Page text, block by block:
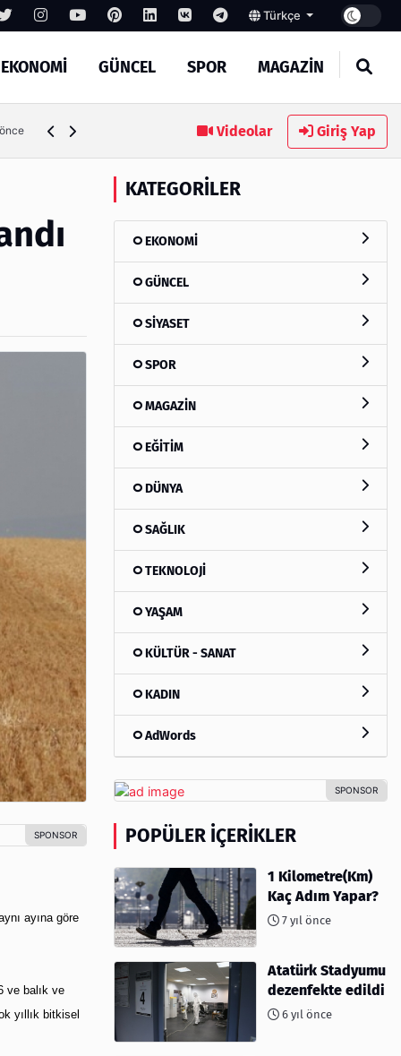
Türkçe
EKONOMİ GÜNCEL SPOR MAGAZİN
Türkiye'de Dijital Ürün Pasaportu Danışmanlık Firmaları
Videolar Giriş Yap
ayına göre
ve balık ve
yıllık bitkisel
KATEGORILER
EKONOMİ
GÜNCEL
SİYASET
SPOR
MAGAZİN
EĞİTİM
DÜNYA
SAĞLIK
TEKNOLOJİ
YAŞAM
KÜLTÜR - SANAT
KADIN
AdWords
POPÜLER İÇERIKLER
1 Kilometre(Km)
Kaç Adım Yapar?
7 yıl önce
Atatürk Stadyumu
dezenfekte edildi
6 yıl önce